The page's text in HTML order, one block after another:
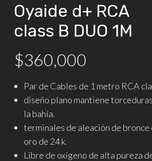
Oyaide d+ RCA
class B DUO 1M
$360,000
Par de Cables de 1 metro RCA
diseño plano mantiene
la bahía.
terminales de aleación de bronce
oro de 24 k.
Libre de oxígeno de alta pureza